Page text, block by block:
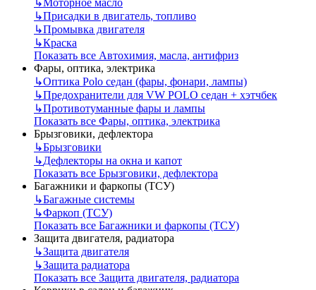
↳Присадки в двигатель, топливо
↳Промывка двигателя
↳Краска
Показать все Автохимия, масла, антифриз
Фары, оптика, электрика
↳Оптика Polo седан (фары, фонари, лампы)
↳Предохранители для VW POLO седан + хэтчбек
↳Противотуманные фары и лампы
Показать все Фары, оптика, электрика
Брызговики, дефлектора
↳Брызговики
↳Дефлекторы на окна и капот
Показать все Брызговики, дефлектора
Багажники и фаркопы (ТСУ)
↳Багажные системы
↳Фаркоп (ТСУ)
Показать все Багажники и фаркопы (ТСУ)
Защита двигателя, радиатора
↳Защита двигателя
↳Защита радиатора
Показать все Защита двигателя, радиатора